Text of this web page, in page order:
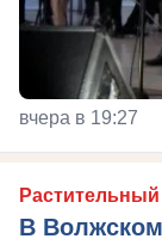
вчера в 19:27
В